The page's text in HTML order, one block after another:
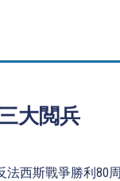
大閲兵
西斯戰爭勝利80